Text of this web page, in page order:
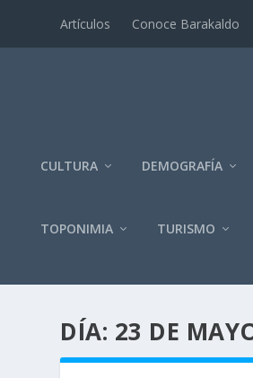
Artí­culos Conoce Barakaldo
CULTURA DEMOGRAFÍA
TOPONIMIA TURISMO
DÍA: 23 DE